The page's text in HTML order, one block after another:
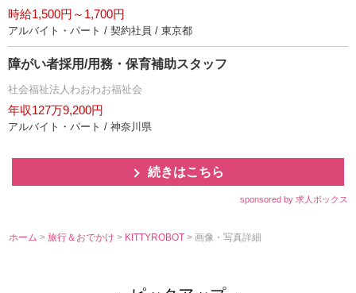
時給1,500円～1,700円
アルバイト・パート / 契約社員 / 東京都
障がい者採用/用務・保育補助スタッフ
社会福祉法人わおわお福祉会
年収127万9,200円
アルバイト・パート / 神奈川県
続きはこちら
sponsored by 求人ボックス
ホーム >旅行＆おでかけ> KITTYROBOT> 画像・写真詳細